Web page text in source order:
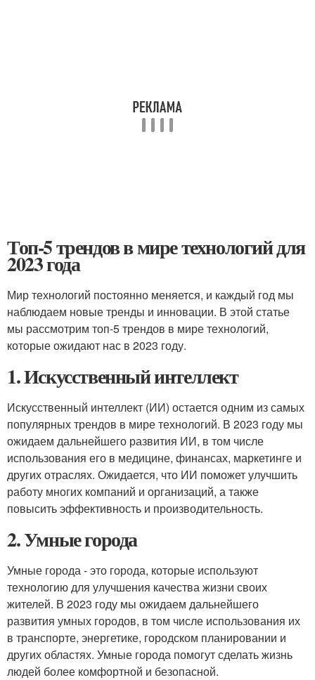
Топ-5 трендов в мире технологий для
2023 года
Мир технологий постоянно меняется, и каждый год мы
наблюдаем новые тренды и инновации. В этой статье
мы рассмотрим топ-5 трендов в мире технологий,
которые ожидают нас в 2023 году.
1. Искусственный интеллект
Искусственный интеллект (ИИ) остается одним из самых
популярных трендов в мире технологий. В 2023 году мы
ожидаем дальнейшего развития ИИ, в том числе
использования его в медицине, финансах, маркетинге и
других отраслях. Ожидается, что ИИ поможет улучшить
работу многих компаний и организаций, а также
повысить эффективность и производительность.
2. Умные города
Умные города - это города, которые используют
технологию для улучшения качества жизни своих
жителей. В 2023 году мы ожидаем дальнейшего
развития умных городов, в том числе использования их
в транспорте, энергетике, городском планировании и
других областях. Умные города помогут сделать жизнь
людей более комфортной и безопасной.